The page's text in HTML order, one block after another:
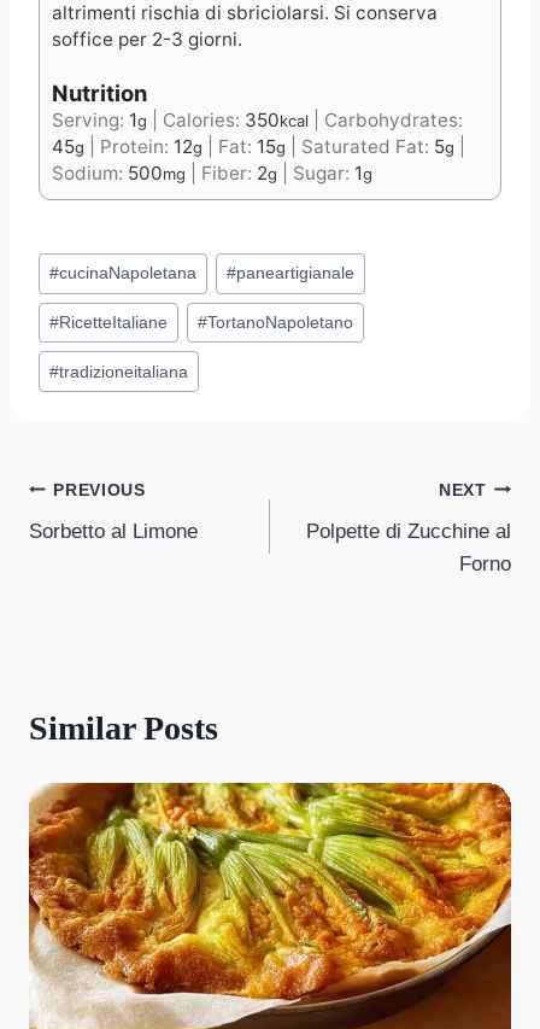
altrimenti rischia di sbriciolarsi. Si conserva
soffice per 2-3 giorni.
Nutrition
Serving: 1g Calories: 350kcal
Carbohydrates:
45g Protein: 12g Fat: 15g Saturated Fat: 5g
Sodium: 500mg Fiber: 2g Sugar: 1g
Post
Tags:
#cucinaNapoletana #paneartigianale
#RicetteItaliane #TortanoNapoletano
#tradizioneitaliana
Post
navigation
PREVIOUS
Sorbetto al Limone
NEXT
Polpette di Zucchine al
Forno
Similar Posts